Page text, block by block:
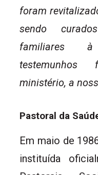
foram
sendo
familiares
ministério, a
Pastoral da
Em maio de
instituída